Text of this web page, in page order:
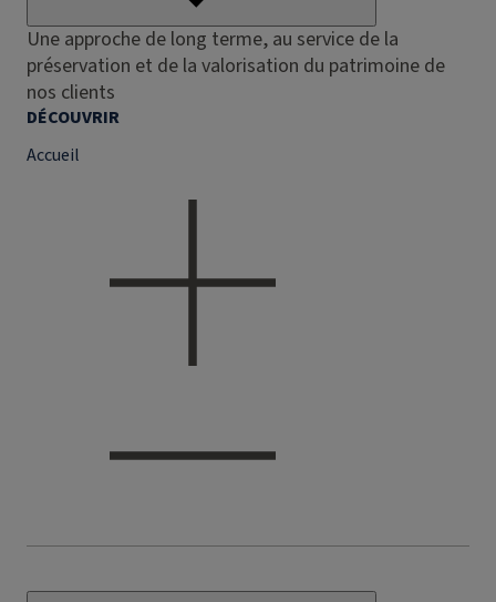
Une approche de long terme, au service de la
préservation et de la valorisation du patrimoine de
nos clients
DÉCOUVRIR
Accueil